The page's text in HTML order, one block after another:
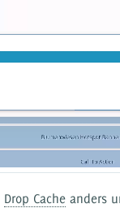
Drop Cache anders